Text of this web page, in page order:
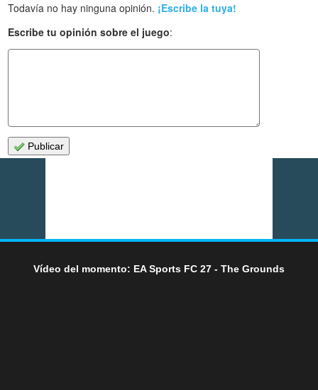
Todavía no hay ninguna opinión. ¡Escribe la tuya!
Escribe tu opinión sobre el juego:
Publicar
Vídeo del momento: EA Sports FC 27 - The Grounds